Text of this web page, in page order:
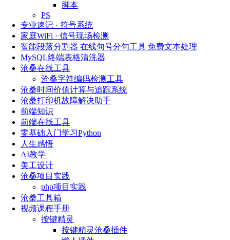
脚本
PS
专业速记 · 符号系统
家庭WiFi · 信号现场检测
智能段落分割器 在线句号分句工具 免费文本处理
MySQL终端表格清洗器
沧桑在线工具
沧桑字符编码检测工具
沧桑时间价值计算与追踪系统
沧桑打印机故障解决助手
前端知识
前端在线工具
零基础入门学习Python
人生感悟
AI教学
美工设计
沧桑项目实践
php项目实践
沧桑工具箱
视频课程手册
按键精灵
按键精灵沧桑插件